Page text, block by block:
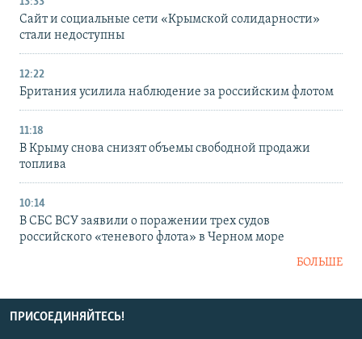
Сайт и социальные сети «Крымской солидарности»
стали недоступны
12:22
Британия усилила наблюдение за российским флотом
11:18
В Крыму снова снизят объемы свободной продажи
топлива
10:14
В СБС ВСУ заявили о поражении трех судов
российского «теневого флота» в Черном море
БОЛЬШЕ
ПРИСОЕДИНЯЙТЕСЬ!